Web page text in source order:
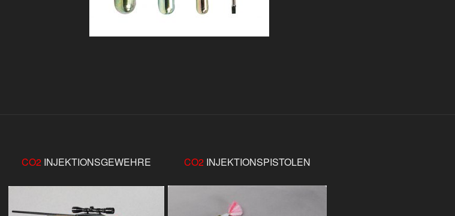
CO2INJEKTIONSGEWEHRE CO2INJEKTIONSPISTOLEN